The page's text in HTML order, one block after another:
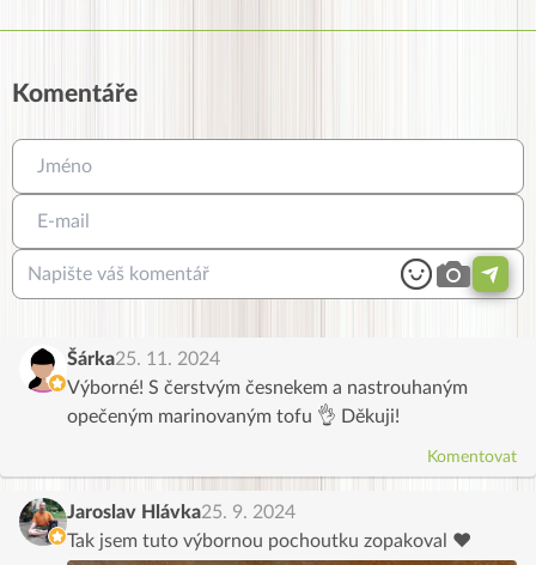
Komentáře
Šárka25. 11. 2024
Výborné! S čerstvým česnekem a nastrouhaným
opečeným marinovaným tofu 👌 Děkuji!
Komentovat
Jaroslav Hlávka25. 9. 2024
Tak jsem tuto výbornou pochoutku zopakoval ❤️